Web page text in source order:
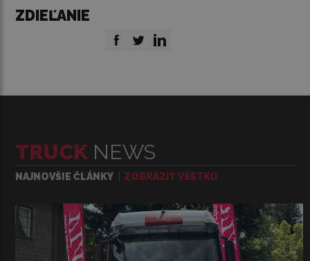
ZDIEĽANIE
TRUCK NEWS
NAJNOVŠIE ČLÁNKY ZOBRAZIŤ VŠETKO